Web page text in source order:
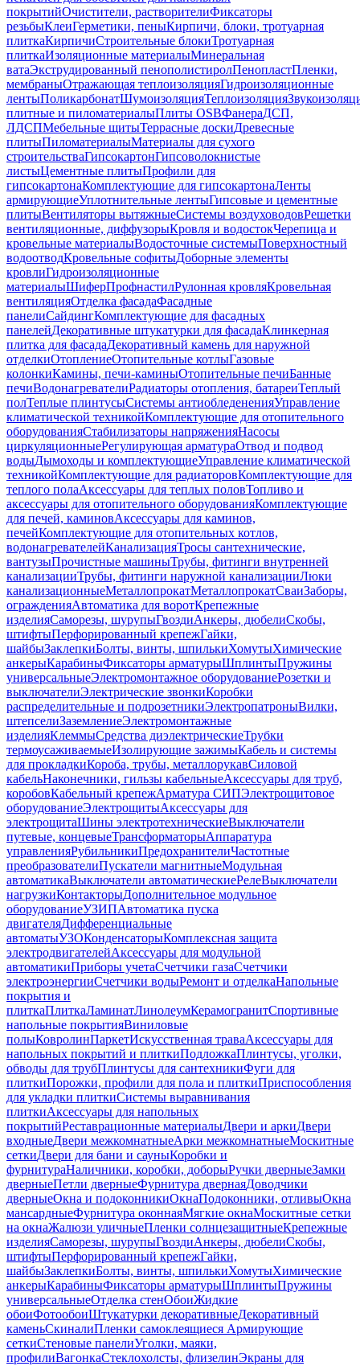
покрытийОчистители, растворителиФиксаторы
резьбыКлеиГерметики, пеныКирпичи, блоки, тротуарная
плиткаКирпичиСтроительные блокиТротуарная
плиткаИзоляционные материалыМинеральная
ватаЭкструдированный пенополистиролПенопластПленки,
мембраныОтражающая теплоизоляцияГидроизоляционные
лентыПоликарбонатШумоизоляцияТеплоизоляция
плитные и пиломатериалыПлиты OSBФанераДСП,
ЛДСПМебельные щитыТеррасные доскиДревесные
плитыПиломатериалыМатериалы для сухого
строительстваГипсокартонГипсоволокнистые
листыЦементные плитыПрофили для
гипсокартонаКомплектующие для гипсокартонаЛенты
армирующиеУплотнительные лентыГипсовые и цементные
плитыВентиляторы вытяжныеСистемы воздуховодовРешетки
вентиляционные, диффузорыКровля и водостокЧерепица и
кровельные материалыВодосточные системыПоверхностный
водоотводКровельные софитыДоборные элементы
кровлиГидроизоляционные
материалыШиферПрофнастилРулонная кровляКровельная
вентиляцияОтделка фасадаФасадные
панелиСайдингКомплектующие для фасадных
панелейДекоративные штукатурки для фасадаКлинкерная
плитка для фасадаДекоративный камень для наружной
отделкиОтоплениеОтопительные котлыГазовые
колонкиКамины, печи-каминыОтопительные печиБанные
печиВодонагревателиРадиаторы отопления, батареиТеплый
полТеплые плинтусыСистемы антиобледененияУправление
климатической техникойКомплектующие для отопительного
оборудованияСтабилизаторы напряженияНасосы
циркуляционныеРегулирующая арматураОтвод и подвод
водыДымоходы и комплектующиеУправление климатической
техникойКомплектующие для радиаторовКомплектующие для
теплого полаАксессуары для теплых половТопливо и
аксессуары для отопительного оборудованияКомплектующие
для печей, каминовАксессуары для каминов,
печейКомплектующие для отопительных котлов,
водонагревателейКанализацияТросы сантехнические,
вантузыПрочистные машиныТрубы, фитинги внутренней
канализацииТрубы, фитинги наружной канализацииЛюки
канализационныеМеталлопрокатМеталлопрокатСваиЗаборы,
огражденияАвтоматика для воротКрепежные
изделияСаморезы, шурупыГвоздиАнкеры, дюбелиСкобы,
штифтыПерфорированный крепежГайки,
шайбыЗаклепкиБолты, винты, шпилькиХомутыХимические
анкерыКарабиныФиксаторы арматурыШплинтыПружины
универсальныеЭлектромонтажное оборудованиеРозетки и
выключателиЭлектрические звонкиКоробки
распределительные и подрозетникиЭлектропатроныВилки,
штепселиЗаземлениеЭлектромонтажные
изделияКлеммыСредства диэлектрическиеТрубки
термоусаживаемыеИзолирующие зажимыКабель и системы
для прокладкиКороба, трубы, металлорукавСиловой
кабельНаконечники, гильзы кабельныеАксессуары для труб,
коробовКабельный крепежАрматура СИПЭлектрощитовое
оборудованиеЭлектрощитыАксессуары для
электрощитаШины электротехническиеВыключатели
путевые, концевыеТрансформаторыАппаратура
управленияРубильникиПредохранителиЧастотные
преобразователиПускатели магнитныеМодульная
автоматикаВыключатели автоматическиеРелеВыключатели
нагрузкиКонтакторыДополнительное модульное
оборудованиеУЗИПАвтоматика пуска
двигателяДифференциальные
автоматыУЗОКонденсаторыКомплексная защита
электродвигателейАксессуары для модульной
автоматикиПриборы учетаСчетчики газаСчетчики
электроэнергииСчетчики водыРемонт и отделкаНапольные
покрытия и
плиткаПлиткаЛаминатЛинолеумКерамогранитСпортивные
напольные покрытияВиниловые
полыКовролинПаркетИскусственная траваАксессуары для
напольных покрытий и плиткиПодложкаПлинтусы, уголки,
обводы для трубПлинтусы для сантехникиФуги для
плиткиПорожки, профили для пола и плиткиПриспособления
для укладки плиткиСистемы выравнивания
плиткиАксессуары для напольных
покрытийРеставрационные материалыДвери и аркиДвери
входныеДвери межкомнатныеАрки межкомнатныеМоскитные
сеткиДвери для бани и сауныКоробки и
фурнитураНаличники, коробки, доборыРучки дверныеЗамки
дверныеПетли дверныеФурнитура двернаяДоводчики
дверныеОкна и подоконникиОкнаПодоконники, отливыОкна
мансардныеФурнитура оконнаяМягкие окнаМоскитные сетки
на окнаЖалюзи уличныеПленки солнцезащитныеКрепежные
изделияСаморезы, шурупыГвоздиАнкеры, дюбелиСкобы,
штифтыПерфорированный крепежГайки,
шайбыЗаклепкиБолты, винты, шпилькиХомутыХимические
анкерыКарабиныФиксаторы арматурыШплинтыПружины
универсальныеОтделка стенОбоиЖидкие
обоиФотообоиШтукатурки декоративныеДекоративный
каменьСкиналиПленки самоклеящиеся Армирующие
сеткиСтеновые панелиУголки, маяки,
профилиВагонкаСтеклохолсты, флизелинЭкраны для